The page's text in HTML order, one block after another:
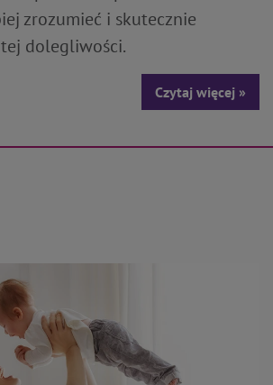
zrozumieć i skutecznie
dolegliwości.
Czytaj więcej »